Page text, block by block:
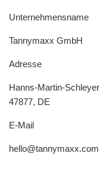
Unternehmensname
Tannymaxx GmbH
Adresse
Hanns-Martin-
47877, DE
E-Mail
hello@tannymaxx.com